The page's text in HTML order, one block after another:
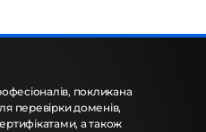
покликана
перевірки доменів,
а також